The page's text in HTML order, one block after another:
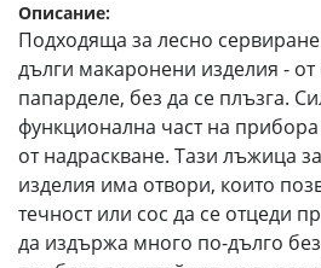
Описание:
Подходяща за лесно
дълги макаронени изделия - от
папарделе, без да се плъзга.
функционална част на
от надраскване. Тази лъжица
изделия има отвори, които
течност или сос да се отцеди
да издържа много по-дълго